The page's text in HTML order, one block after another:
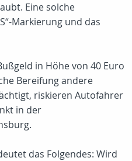
Eine solche
Markierung und das
in Höhe von 40 Euro
Bereifung andere
riskieren Autofahrer
in der
das Folgendes: Wird